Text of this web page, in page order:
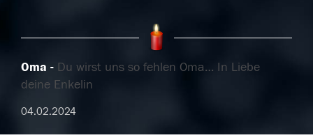
Oma
Du wirst uns so fehlen Oma… In Liebe
deine Enkelin
04.02.2024